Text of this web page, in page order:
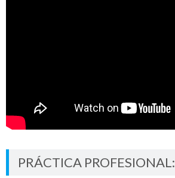
PRÁCTICA PROFESIONAL: